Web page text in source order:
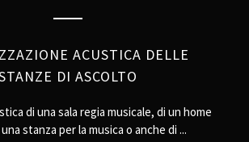
ACUSTICA DELLE
DI ASCOLTO
di una sala regia musicale, di un home
stanza per la musica o anche di ...